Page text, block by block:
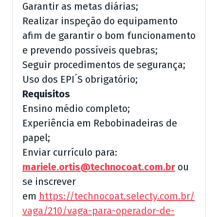
Garantir as metas diárias;
Realizar inspeção do equipamento
afim de garantir o bom funcionamento
e prevendo possíveis quebras;
Seguir procedimentos de segurança;
Uso dos EPI´S obrigatório;
Requisitos
Ensino médio completo;
Experiência em Rebobinadeiras de
papel;
Enviar currículo para:
mariele.ortis@technocoat.com.br ou
se inscrever
em https://technocoat.selecty.com.br/
vaga/210/vaga-para-operador-de-